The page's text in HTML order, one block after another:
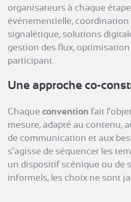
organisateurs à chaque
événementielle,
signalétique, solutions
gestion des flux,
participant.
Une approche co-
Chaque convention fait
mesure, adapté au contenu,
de communication et aux
s’agisse de séquencer les
un dispositif scénique ou de
informels, les choix ne sont